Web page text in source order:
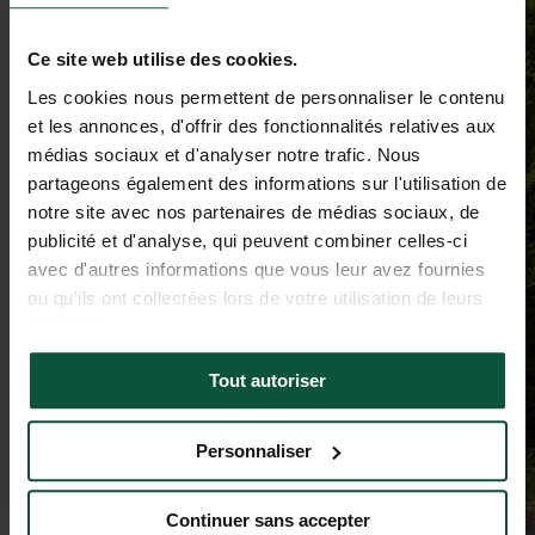
Ce site web utilise des cookies.
Les cookies nous permettent de personnaliser le contenu
et les annonces, d'offrir des fonctionnalités relatives aux
médias sociaux et d'analyser notre trafic. Nous
partageons également des informations sur l'utilisation de
notre site avec nos partenaires de médias sociaux, de
publicité et d'analyse, qui peuvent combiner celles-ci
avec d'autres informations que vous leur avez fournies
ou qu'ils ont collectées lors de votre utilisation de leurs
Tout autoriser
Personnaliser
Continuer sans accepter